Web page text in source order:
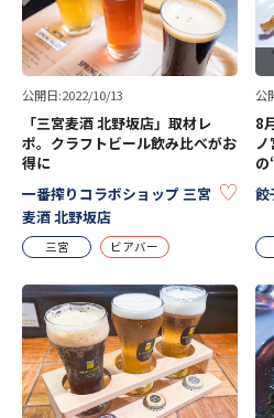
公開日:2022/10/13
「三宮麦酒 北野坂店」取材レ
ポ。クラフトビール飲み比べがお
得に
一番搾りコラボショップ 三宮
麦酒 北野坂店
三宮 ビアバー
公
8
の
餃